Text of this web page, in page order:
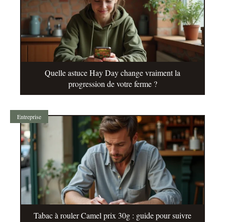
Quelle astuce Hay Day change vraiment la
progression de votre ferme ?
Entreprise
Tabac à rouler Camel prix 30g : guide pour suivre